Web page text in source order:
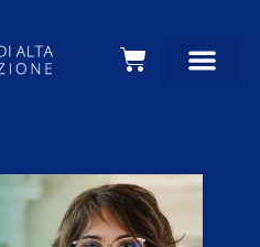
Carrello